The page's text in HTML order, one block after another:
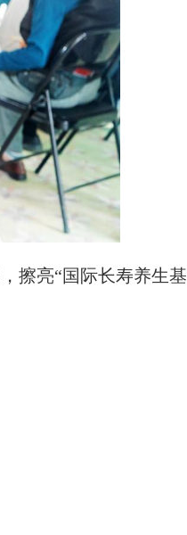
擦亮“国际长寿养生基